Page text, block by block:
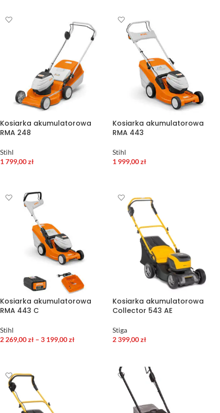
Kosiarka akumulatorowa
RMA 248
Stihl
1 799,00zł
Kosiarka akumulatorowa
RMA 443
Stihl
1 999,00zł
Kosiarka akumulatorowa
RMA 443 C
Stihl
2 269,00zł – 3 199,00zł
Kosiarka akumulatorowa
Collector 543 AE
Stiga
2 399,00zł